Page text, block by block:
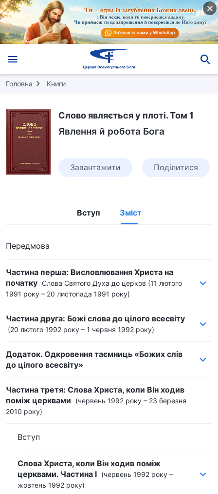
Головна Книги
Слово являється у плоті. Том 1
Явлення й робота Бога
Завантажити Поділитися
Вступ Зміст
Передмова
Частина перша: Висловлювання Христа на
початку Слова Святого Духа до церков (11 лютого
1991 року – 20 листопада 1991 року)
Частина друга: Божі слова до цілого всесвіту
(20 лютого 1992 року – 1 червня 1992 року)
Додаток. Одкровення таємниць «Божих слів
до цілого всесвіту»
Частина третя: Слова Христа, коли Він ходив
поміж церквами
(червень 1992 року – 23 березня
2010 року)
Вступ
Слова Христа, коли Він ходив поміж
церквами. Частина I (червень 1992 року –
жовтень 1992 року)